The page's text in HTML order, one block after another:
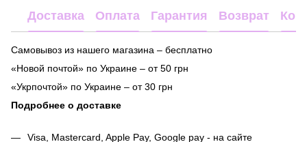
Доставка Оплата Гарантия Возврат
Самовывоз из нашего магазина – бесплатно
«Новой почтой» по Украине – от 50 грн
«Укрпочтой» по Украине – от 30 грн
Подробнее о доставке
Visa, Mastercard, Apple Pay, Google pay - на сайте